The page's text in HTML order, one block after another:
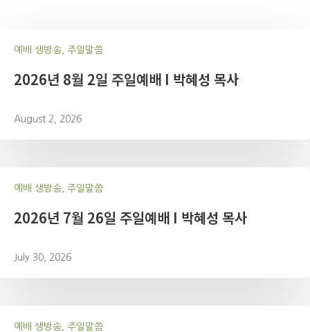
예배 생방송, 주일말씀
2026년 8월 2일 주일예배 I 박혜성 목사
August 2, 2026
예배 생방송, 주일말씀
2026년 7월 26일 주일예배 I 박혜성 목사
July 30, 2026
예배 생방송, 주일말씀